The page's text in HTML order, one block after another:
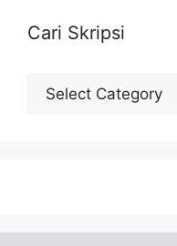
Cari Skripsi
Cari